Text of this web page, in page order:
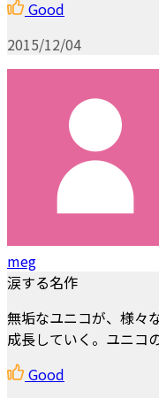
Good
2015/12/04
meg
涙する名作
無垢なユニコが、様々
成長していく。ユニコ
Good